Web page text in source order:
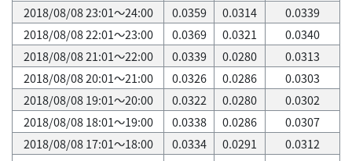
2018/08/08 23:01～24:00
0.0359 0.0314
0.0339
2018/08/08 22:01～23:00
0.0369 0.0321
0.0340
2018/08/08 21:01～22:00
0.0339 0.0280
0.0313
2018/08/08 20:01～21:00
0.0326 0.0286
0.0303
2018/08/08 19:01～20:00
0.0322 0.0280
0.0302
2018/08/08 18:01～19:00
0.0338 0.0286
0.0307
2018/08/08 17:01～18:00
0.0334 0.0291
0.0312